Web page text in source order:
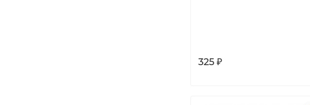
325 ₽